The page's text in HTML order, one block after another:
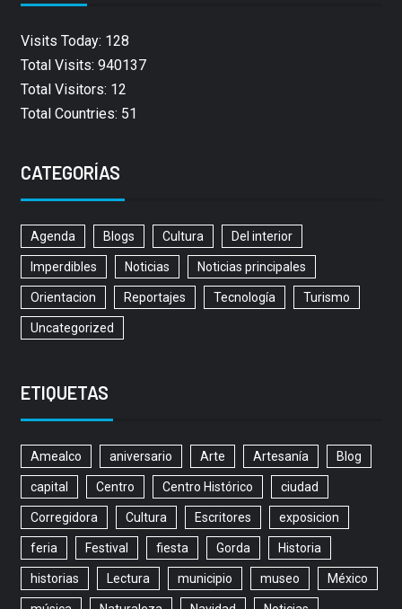
Visits Today: 128
Total Visits: 940137
Total Visitors: 12
Total Countries: 51
CATEGORÍAS
Agenda Blogs Cultura Del interior
Imperdibles Noticias Noticias principales
Orientacion Reportajes Tecnología Turismo
Uncategorized
ETIQUETAS
Amealco aniversario Arte Artesanía Blog
capital Centro Centro Histórico ciudad
Corregidora Cultura Escritores exposicion
feria Festival fiesta Gorda Historia
historias Lectura municipio museo México